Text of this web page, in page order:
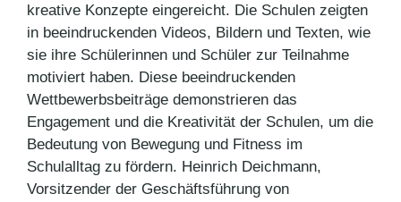
kreative Konzepte eingereicht. Die Schulen zeigten
in beeindruckenden Videos, Bildern und Texten, wie
sie ihre Schülerinnen und Schüler zur Teilnahme
motiviert haben. Diese beeindruckenden
Wettbewerbsbeiträge demonstrieren das
Engagement und die Kreativität der Schulen, um die
Bedeutung von Bewegung und Fitness im
Schulalltag zu fördern. Heinrich Deichmann,
Vorsitzender der Geschäftsführung von